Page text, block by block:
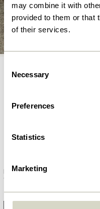
may combine it with
provided to them or that
of their services.
Selection
Necessary
Preferences
Statistics
Marketing
Havemøbler
Emosh Lysestage Burgundy
109,00